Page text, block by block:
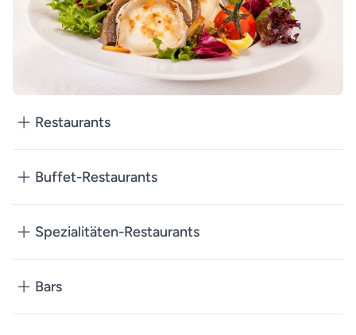
Restaurants
Buffet-Restaurants
Spezialitäten-Restaurants
Bars